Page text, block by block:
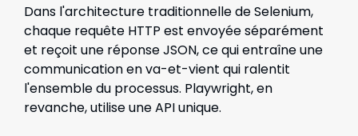
Dans l'architecture traditionnelle de Selenium,
chaque requête HTTP est envoyée séparément
et reçoit une réponse JSON, ce qui entraîne une
communication en va-et-vient qui ralentit
l'ensemble du processus. Playwright, en
revanche, utilise une API unique.